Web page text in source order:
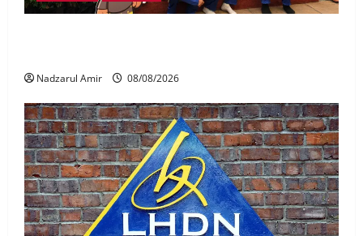
Nadzarul Amir 08/08/2026